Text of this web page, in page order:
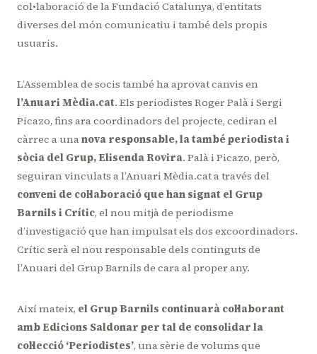
col•laboració de la Fundació Catalunya, d’entitats
diverses del món comunicatiu i també dels propis
usuaris.
L’Assemblea de socis també ha aprovat canvis en
l’Anuari Mèdia.cat. Els periodistes Roger Palà i Sergi
Picazo, fins ara coordinadors del projecte, cediran el
càrrec a unanova responsable, la també periodista i
sòcia del Grup, Elisenda Rovira. Palà i Picazo, però,
seguiran vinculats a l’Anuari Mèdia.cat a través del
conveni de col·laboració que han signat el Grup
Barnils i Crític, el nou mitjà de periodisme
d’investigació que han impulsat els dos excoordinadors.
Crític serà el nou responsable dels continguts de
l’Anuari del Grup Barnils de cara al proper any.
Així mateix, el Grup Barnils continuarà col·laborant
amb Edicions Saldonar per tal de consolidar la
col·lecció ‘Periodistes’, una sèrie de volums que